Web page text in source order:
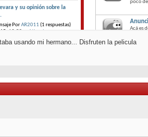
usando mi hermano... Disfruten la pelicula